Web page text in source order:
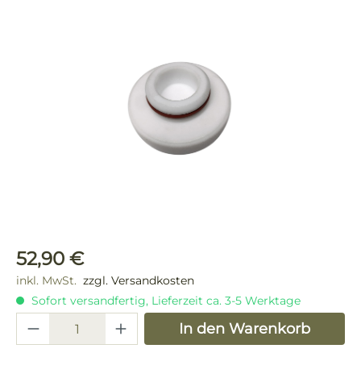
Regulärer Preis:
52,90 €
inkl. MwSt. zzgl. Versandkosten
Sofort versandfertig, Lieferzeit ca. 3-5 Werktage
Produkt Anzahl: Gib denIn den Warenkorb